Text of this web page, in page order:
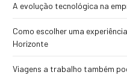
A evolução tecnológica na
Como escolher uma
Horizonte
Viagens a trabalho também